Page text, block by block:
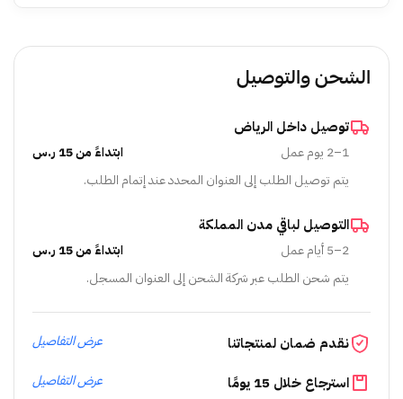
الشحن والتوصيل
توصيل داخل الرياض
1–2 يوم عمل
ابتداءً من 15 ر.س
يتم توصيل الطلب إلى العنوان المحدد عند إتمام الطلب.
التوصيل لباقي مدن المملكة
2–5 أيام عمل
ابتداءً من 15 ر.س
يتم شحن الطلب عبر شركة الشحن إلى العنوان المسجل.
نقدم ضمان لمنتجاتنا عرض التفاصيل
استرجاع خلال 15 يومًا عرض التفاصيل